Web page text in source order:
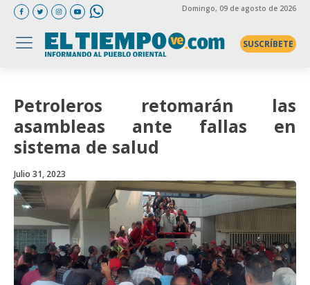
Domingo, 09 de agosto de 2026
SUSCRÍBETE
Petroleros retomarán las
asambleas ante fallas en
sistema de salud
Julio 31, 2023